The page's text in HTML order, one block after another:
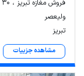
ولیعصر
تبریز
مشاهده جزییات